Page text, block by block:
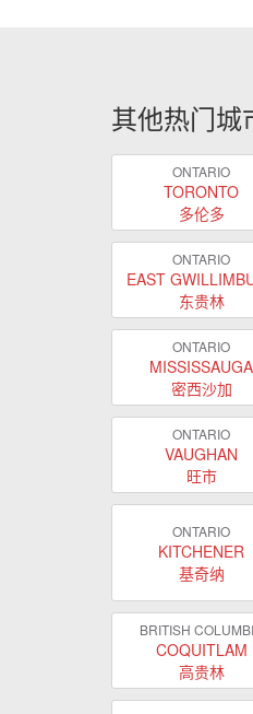
其他热门城
ONTARIO
TORONTO
多伦多
ONTARIO
EAST
东贵林
ONTARIO
MISSISSAUGA
密西沙加
ONTARIO
VAUGHAN
旺市
ONTARIO
KITCHENER
基奇纳
BRITISH
COQUITLAM
高贵林